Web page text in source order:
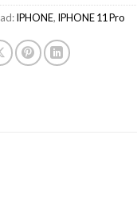
IPHONE, IPHONE 11 Pro